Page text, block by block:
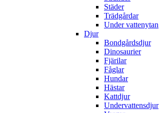
Städer
Trädgårdar
Under vattenytan
Djur
Bondgårdsdjur
Dinosaurier
Fjärilar
Fåglar
Hundar
Hästar
Kattdjur
Undervattensdjur